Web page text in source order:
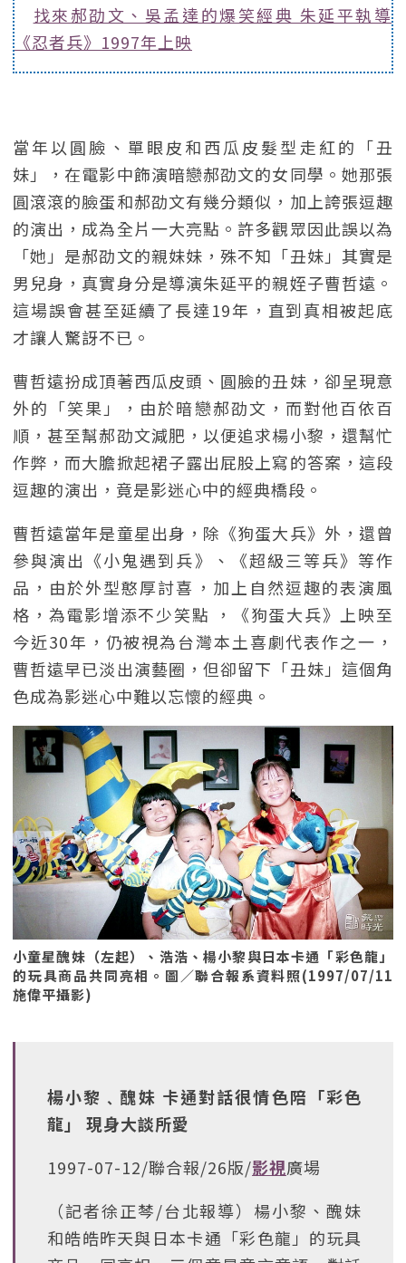
找來郝劭文、吳孟達的爆笑經典 朱延平執導
《忍者兵》1997年上映
當年以圓臉、單眼皮和西瓜皮髮型走紅的「丑
妹」，在電影中飾演暗戀郝劭文的女同學。她那張
圓滾滾的臉蛋和郝劭文有幾分類似，加上誇張逗趣
的演出，成為全片一大亮點。許多觀眾因此誤以為
「她」是郝劭文的親妹妹，殊不知「丑妹」其實是
男兒身，真實身分是導演朱延平的親姪子曹哲遠。
這場誤會甚至延續了長達19年，直到真相被起底
才讓人驚訝不已。
曹哲遠扮成頂著西瓜皮頭、圓臉的丑妹，卻呈現意
外的「笑果」，由於暗戀郝劭文，而對他百依百
順，甚至幫郝劭文減肥，以便追求楊小黎，還幫忙
作弊，而大膽掀起裙子露出屁股上寫的答案，這段
逗趣的演出，竟是影迷心中的經典橋段。
曹哲遠當年是童星出身，除《狗蛋大兵》外，還曾
參與演出《小鬼遇到兵》、《超級三等兵》等作
品，由於外型憨厚討喜，加上自然逗趣的表演風
格，為電影增添不少笑點 ，《狗蛋大兵》上映至
今近30年，仍被視為台灣本土喜劇代表作之一，
曹哲遠早已淡出演藝圈，但卻留下「丑妹」這個角
色成為影迷心中難以忘懷的經典。
小童星醜妹（左起）、浩浩、楊小黎與日本卡通「彩色龍」
的玩具商品共同亮相。圖／聯合報系資料照(1997/07/11
施偉平攝影)
楊小黎﹑醜妹 卡通對話很情色陪「彩色
龍」 現身大談所愛
1997-07-12/聯合報/26版/影視廣場
（記者徐正棽/台北報導）楊小黎、醜妹
和皓皓昨天與日本卡通「彩色龍」的玩具